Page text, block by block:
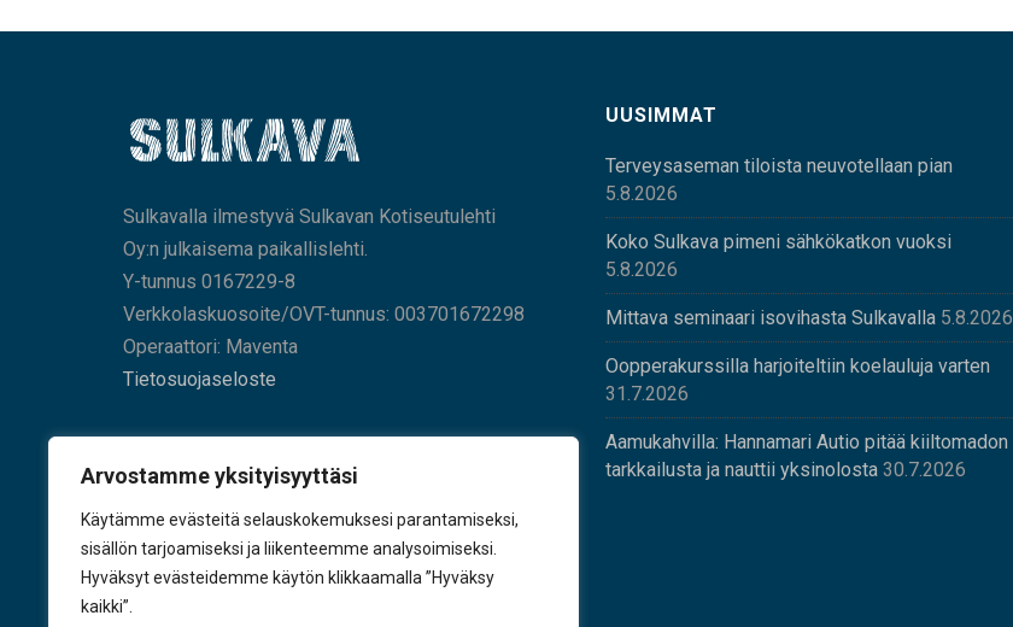
Arvostamme yksityisyyttäsi
Käytämme evästeitä selauskokemuksesi parantamiseksi,
sisällön tarjoamiseksi ja liikenteemme analysoimiseksi.
Hyväksyt evästeidemme käytön klikkaamalla ”Hyväksy
kaikki”.
Sulkavalla ilmestyvä Sulkavan Kotiseutulehti
Oy:n julkaisema paikallislehti.
Y-tunnus 0167229-8
Verkkolaskuosoite/OVT-tunnus: 003701672298
Operaattori: Maventa
Tietosuojaseloste
KÄY TYKKÄÄMÄSSÄ
UUSIMMAT
Terveysaseman tiloista neuvotellaan pian
5.8.2026
Koko Sulkava pimeni sähkökatkon vuoksi
5.8.2026
Mittava seminaari isovihasta Sulkavalla 5.8.2026
Oopperakurssilla harjoiteltiin koelauluja varten
31.7.2026
Aamukahvilla: Hannamari Autio pitää kiiltomadon
tarkkailusta ja nauttii yksinolosta 30.7.2026